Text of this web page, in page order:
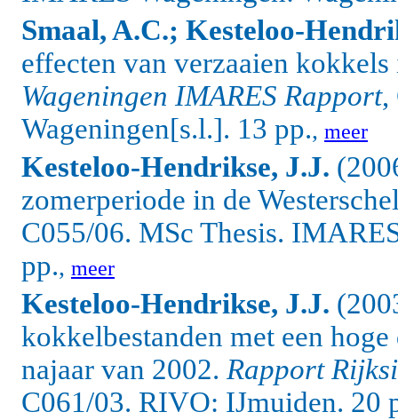
Smaal, A.C.; Kesteloo-
effecten van verzaaien
Wageningen IMARES Rapport,
Wageningen[s.l.]. 13 pp., meer
Kesteloo-Hendrikse, J.J.
zomerperiode in de
C055/06. MSc Thesis.
pp., meer
Kesteloo-Hendrikse, J.J.
kokkelbestanden met een
najaar van 2002. Rapport
C061/03. RIVO: IJmuiden. 20